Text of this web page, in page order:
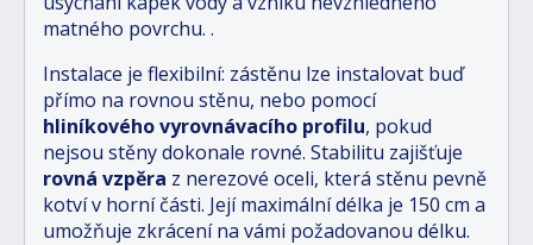
matného povrchu. .
Instalace je flexibilní: zástěnu lze instalovat buď
přímo na rovnou stěnu, nebo pomocí
hliníkového vyrovnávacího profilu, pokud
nejsou stěny dokonale rovné. Stabilitu zajišťuje
rovná vzpěra z nerezové oceli, která stěnu pevně
kotví v horní části. Její maximální délka je 150 cm a
umožňuje zkrácení na vámi požadovanou délku.